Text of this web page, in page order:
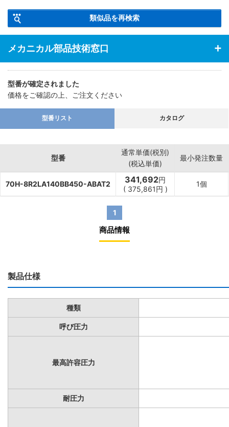
類似品を再検索
メカニカル部品技術窓口
型番が確定されました
価格をご確認の上、ご注文ください
型番リスト カタログ
型番
通常単価(税別)
(税込単価)
最小発注数量
70H-8R2LA140BB450-ABAT2 341,692円
( 375,861円 )
1個
1
商品情報
製品仕様
種類
呼び圧力
最高許容圧力
耐圧力